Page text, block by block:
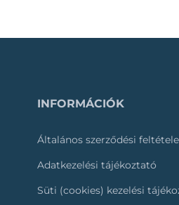
INFORMÁCIÓK
Általános szerződési
Adatkezelési tájékoztató
Süti (cookies) kezelési